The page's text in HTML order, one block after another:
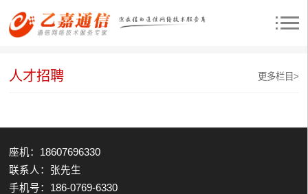
人才招聘 更多栏目>
座机：18607696330
联系人：张先生
手机号：186-0769-6330